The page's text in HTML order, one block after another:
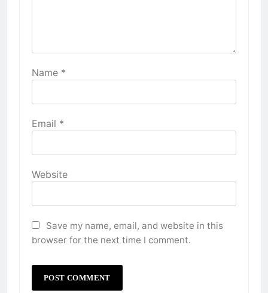
Name *
Email *
Website
Save my name, email, and website in this
browser for the next time I comment.